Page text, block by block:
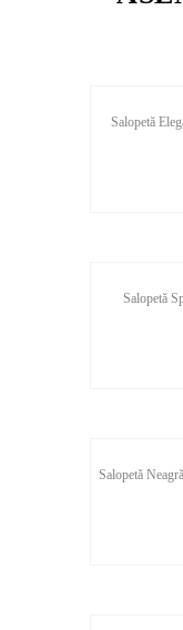
Salopetă
Salopetă
Salopetă